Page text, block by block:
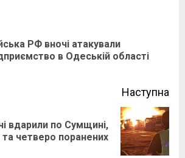
РФ вночі атакували
в Одеській області
Наступна
вдарили по Сумщині,
четверо поранених